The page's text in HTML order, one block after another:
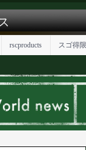
ランキング